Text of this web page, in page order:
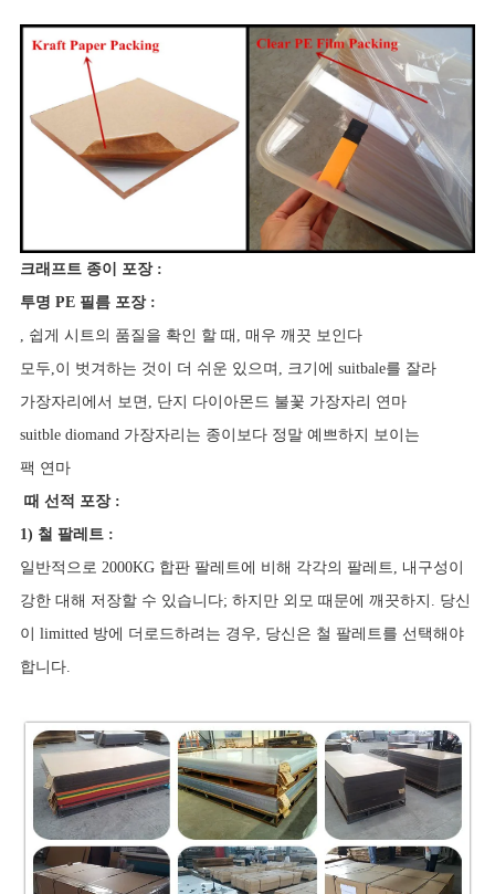
크래프트 종이 포장 :
투명 PE 필름 포장 :
, 쉽게 시트의 품질을 확인 할 때, 매우 깨끗 보인다
모두,이 벗겨하는 것이 더 쉬운 있으며, 크기에 suitbale를 잘라
가장자리에서 보면, 단지 다이아몬드 불꽃 가장자리 연마
suitble diomand 가장자리는 종이보다 정말 예쁘하지 보이는
팩 연마
때 선적 포장 :
1) 철 팔레트 :
일반적으로 2000KG 합판 팔레트에 비해 각각의 팔레트, 내구성이
강한 대해 저장할 수 있습니다; 하지만 외모 때문에 깨끗하지. 당신
이 limitted 방에 더로드하려는 경우, 당신은 철 팔레트를 선택해야
합니다.